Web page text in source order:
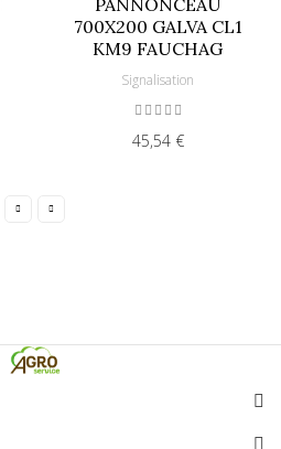
PANNONCEAU
700X200 GALVA CL1
KM9 FAUCHAG
Signalisation
45,54 €